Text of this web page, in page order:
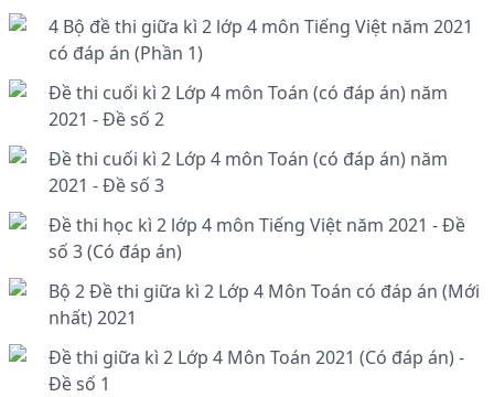
4 Bộ đề thi giữa kì 2 lớp 4 môn Tiếng Việt năm 2021
có đáp án (Phần 1)
Đề thi cuối kì 2 Lớp 4 môn Toán (có đáp án) năm
2021 - Đề số 2
Đề thi cuối kì 2 Lớp 4 môn Toán (có đáp án) năm
2021 - Đề số 3
Đề thi học kì 2 lớp 4 môn Tiếng Việt năm 2021 - Đề
số 3 (Có đáp án)
Bộ 2 Đề thi giữa kì 2 Lớp 4 Môn Toán có đáp án (Mới
nhất) 2021
Đề thi giữa kì 2 Lớp 4 Môn Toán 2021 (Có đáp án) -
Đề số 1